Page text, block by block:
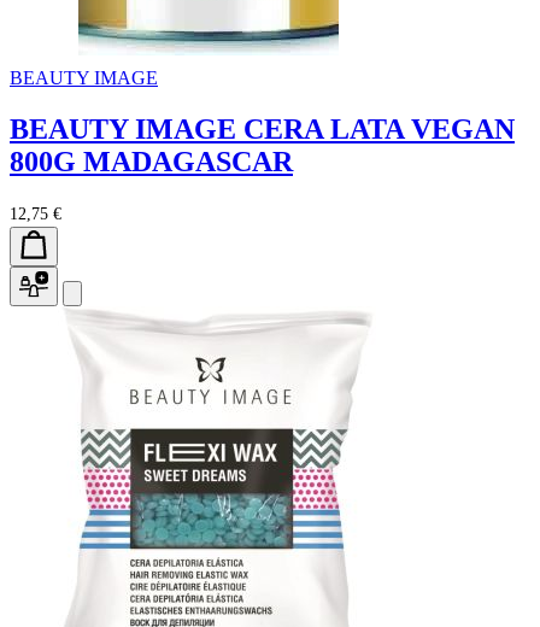
BEAUTY IMAGE
BEAUTY IMAGE CERA LATA VEGAN
800G MADAGASCAR
12,75 €